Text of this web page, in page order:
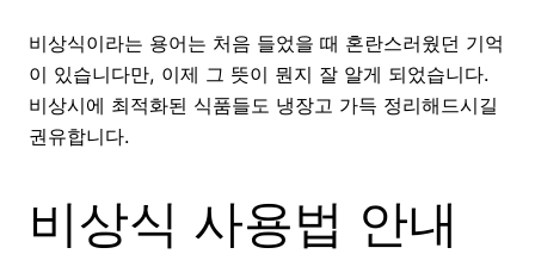
비상식이라는 용어는 처음 들었을 때 혼란스러웠던 기억
이 있습니다만, 이제 그 뜻이 뭔지 잘 알게 되었습니다.
비상시에 최적화된 식품들도 냉장고 가득 정리해드시길
권유합니다.
비상식 사용법 안내